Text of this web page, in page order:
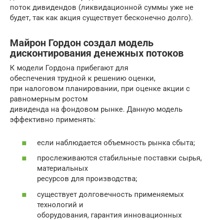
поток дивидендов (ликвидационной суммы уже не
будет, так как акция существует бесконечно долго).
Майрон Гордон создал модель
дисконтирования денежных потоков
К модели Гордона прибегают для
обеспечения трудной к решению оценки,
при налоговом планировании, при оценке акции с
равномерным ростом
дивиденда на фондовом рынке. Данную модель
эффективно применять:
если наблюдается объемность рынка сбыта;
прослеживаются стабильные поставки сырья,
материальных
ресурсов для производства;
существует долговечность применяемых
технологий и
оборудования, гарантия инновационных